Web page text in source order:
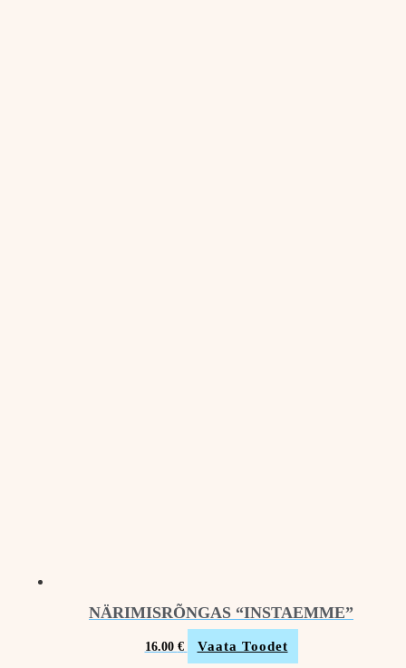
NÄRIMISRÕNGAS “INSTAEMME”
16.00 € Vaata Toodet